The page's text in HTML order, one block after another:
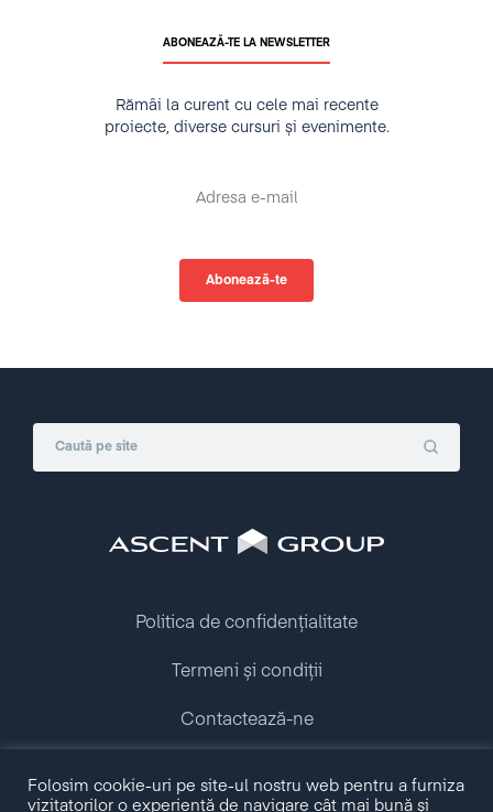
ABONEAZĂ-TE LA NEWSLETTER
Rămâi la curent cu cele mai recente
proiecte, diverse cursuri și evenimente.
Copyright © 2009 - 2026 Ascent Group.
All rights reserved.
Politica de confidențialitate
Termeni și condiții
Contactează-ne
Folosim cookie-uri pe site-ul nostru web pentru a furniza
vizitatorilor o experiență de navigare cât mai bună și